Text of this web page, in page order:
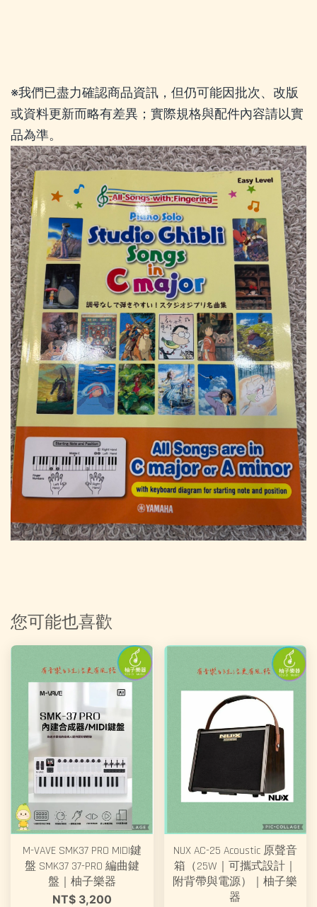
※我們已盡力確認商品資訊，但仍可能因批次、改版
或資料更新而略有差異；實際規格與配件內容請以實
品為準。
您可能也喜歡
M-VAVE SMK37 PRO MIDI鍵
盤 SMK37 37-PRO 編曲鍵
盤｜柚子樂器
NT$ 3,200
NUX AC-25 Acoustic 原聲音
箱（25W｜可攜式設計｜
附背帶與電源）｜柚子樂
器